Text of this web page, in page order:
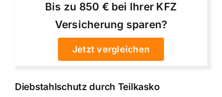
Bis zu 850 € bei Ihrer KFZ
Versicherung sparen?
Jetzt vergleichen
Diebstahlschutz durch Teilkasko